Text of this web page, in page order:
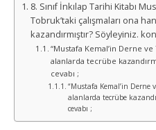
8. Sınıf İnkılap Tarihi Kitabı
Tobruk’taki çalışmaları ona
kazandırmıştır? Söyleyiniz.
“Mustafa Kemal’in Derne
alanlarda tecrübe
cevabı ;
“Mustafa Kemal’in Derne
alanlarda tecrübe
cevabı ;